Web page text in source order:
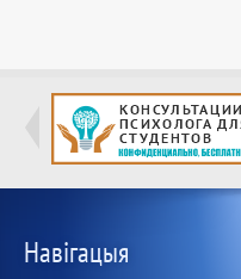
Навігацыя